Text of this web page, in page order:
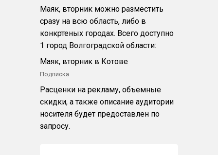
Маяк, вторник можно разместить
сразу на всю область, либо в
конкртеных городах. Всего доступно
1 город Волгоградской области:
Маяк, вторник в Котове
Подписка
Расценки на рекламу, объемные
скидки, а также описание аудитории
носителя будет предоставлен по
запросу.